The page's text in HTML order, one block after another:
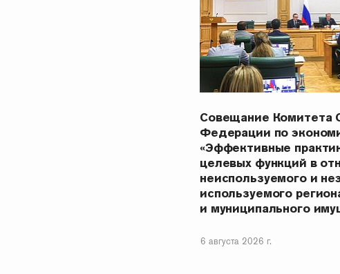
Совещание Комитета
Федерации по
«Эффективные
целевых функций в
неиспользуемого и
используемого
и муниципального
6 августа 2026 г.